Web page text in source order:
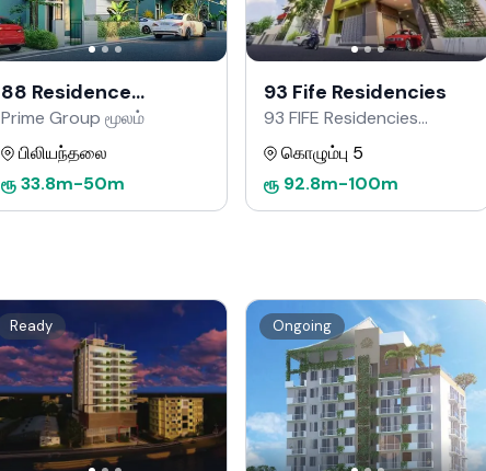
88 Residence
Kahathuduwa
Prime Group மூலம்
பிலியந்தலை
ரூ33.8m-50m
93 Fife Residencies
93 FIFE Residencies
Developers மூலம்
கொழும்பு 5
ரூ 92.8m-100m
Ready Ongoing